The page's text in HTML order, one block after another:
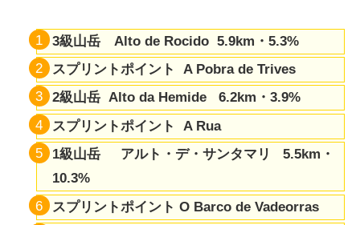
3級山岳 Alto de Rocido 5.9km・5.3%
スプリントポイント A Pobra de Trives
2級山岳 Alto da Hemide 6.2km・3.9%
スプリントポイント A Rua
1級山岳 アルト・デ・サンタマリ 5.5km・
10.3%
スプリントポイント O Barco de Vadeorras